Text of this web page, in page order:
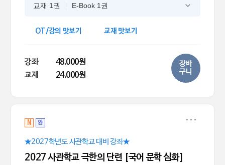
교재 1권 E-Book 1권
OT/강의 맛보기 교재 맛보기
강좌
48,000원
교재
24,000원
장바
구니
N 완
★2027학년도 사관학교 대비 강좌★
2027 사관학교 극한의 단련 [국어 문학 심화]